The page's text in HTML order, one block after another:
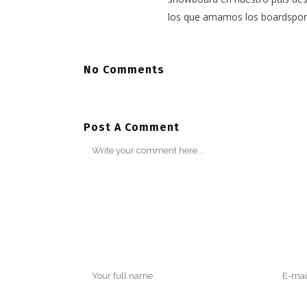
los que amamos los
No Comments
Post A Comment